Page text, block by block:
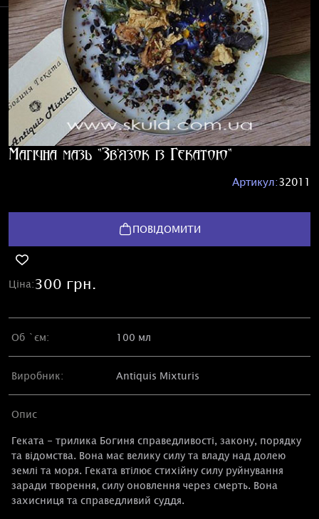
Магічна мазь "Зв'язок із Гекатою"
Артикул:32011
ПОВІДОМИТИ
Ціна:300 грн.
Об `єм: 100 мл
Виробник: Antiquis Mixturis
Опис
Геката - трилика Богиня справедливості, закону, порядку
та відомства. Вона має велику силу та владу над долею
землі та моря. Геката втілює стихійну силу руйнування
заради творення, силу оновлення через смерть. Вона
захисниця та справедливий суддя.